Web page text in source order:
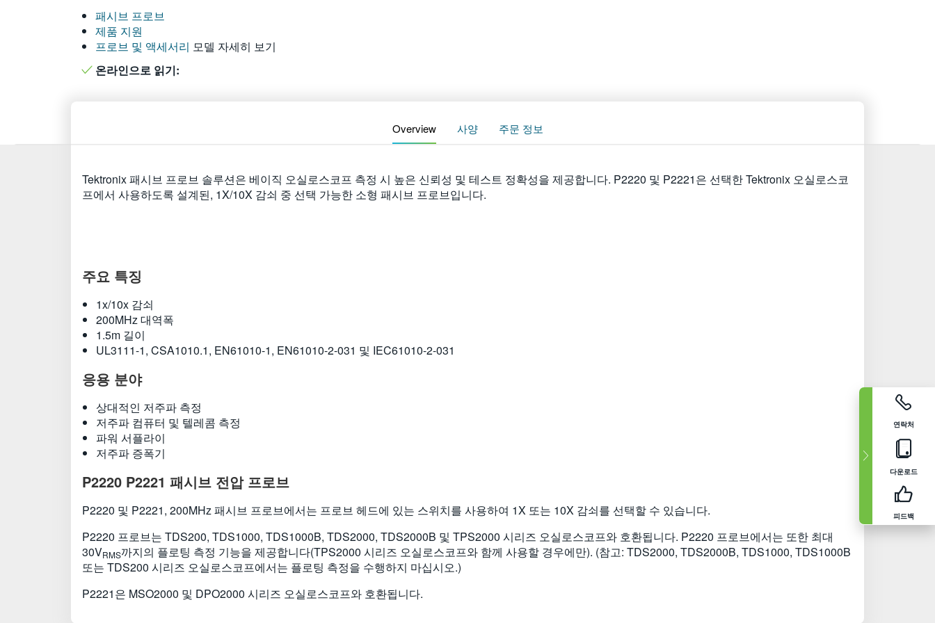
연락처
다운로드
피드백
패시브 프로브
제품 지원
프로브 및 액세서리 모델 자세히 보기
온라인으로 읽기:
Overview 사양 주문 정보
Tektronix 패시브 프로브 솔루션은 베이직 오실로스코프 측정 시 높은 신뢰성 및 테스트 정확성을 제공합니다. P2220 및 P2221은 선택한 Tektronix 오실로스코
프에서 사용하도록 설계된, 1X/10X 감쇠 중 선택 가능한 소형 패시브 프로브입니다.
주요 특징
1x/10x 감쇠
200MHz 대역폭
1.5m 길이
UL3111-1, CSA1010.1, EN61010-1, EN61010-2-031 및 IEC61010-2-031
응용 분야
상대적인 저주파 측정
저주파 컴퓨터 및 텔레콤 측정
파워 서플라이
저주파 증폭기
P2220 P2221 패시브 전압 프로브
P2220 및 P2221, 200MHz 패시브 프로브에서는 프로브 헤드에 있는 스위치를 사용하여 1X 또는 10X 감쇠를 선택할 수 있습니다.
P2220 프로브는 TDS200, TDS1000, TDS1000B, TDS2000, TDS2000B 및 TPS2000 시리즈 오실로스코프와 호환됩니다. P2220 프로브에서는 또한 최대
30VRMS까지의 플로팅 측정 기능을 제공합니다(TPS2000 시리즈 오실로스코프와 함께 사용할 경우에만). (참고: TDS2000, TDS2000B, TDS1000, TDS1000B
또는 TDS200 시리즈 오실로스코프에서는 플로팅 측정을 수행하지 마십시오.)
P2221은 MSO2000 및 DPO2000 시리즈 오실로스코프와 호환됩니다.